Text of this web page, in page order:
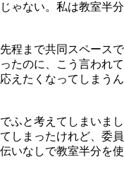
ゃない。私は教室半分
程まで共同スペースで
たのに、こう言われて
えたくなってしまうん
ふと考えてしまいまし
しまったけれど、委員
いなしで教室半分を使